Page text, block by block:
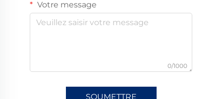
Votre message
0/1000
SOUMETTRE